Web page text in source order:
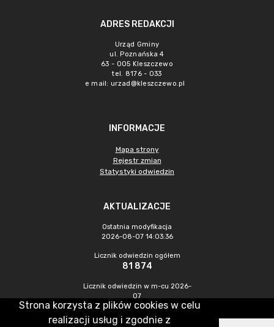
ADRES REDAKCJI
Urząd Gminy
ul. Poznańska 4
63 - 005 Kleszczewo
tel. 8176 - 033
e mail: urzad@kleszczewo.pl
INFORMACJE
Mapa strony
Rejestr zmian
Statystyki odwiedzin
AKTUALIZACJE
Ostatnia modyfikacja
2026-08-07 14:03:36
Licznik odwiedzin ogółem
81 874
Licznik odwiedzin w m-cu 2026-
07
1 652
Strona korzysta z plików cookies w celu
realizacji usług i zgodnie z